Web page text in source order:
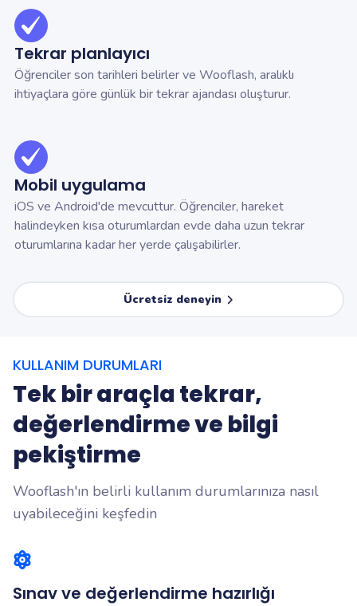
Tekrar planlayıcı
Öğrenciler son tarihleri belirler ve Wooflash, aralıklı
ihtiyaçlara göre günlük bir tekrar ajandası oluşturur.
Mobil uygulama
iOS ve Android'de mevcuttur. Öğrenciler, hareket
halindeyken kısa oturumlardan evde daha uzun tekrar
oturumlarına kadar her yerde çalışabilirler.
Ücretsiz deneyin
KULLANIM DURUMLARI
Tek bir araçla tekrar,
değerlendirme ve bilgi
pekiştirme
Wooflash'ın belirli kullanım durumlarınıza nasıl
uyabileceğini keşfedin
Sınav ve değerlendirme hazırlığı